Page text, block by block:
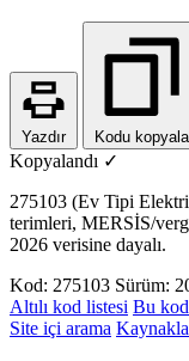
Yazdır Kodu kopyala
Kopyalandı ✓
275103 (Ev Tipi
terimleri, MERSİS/
2026 verisine dayalı.
Kod: 275103 Sürüm:
Altılı kod listesi Bu
Site içi arama